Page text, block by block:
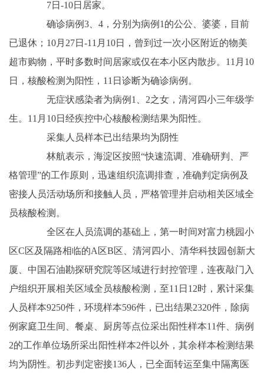
7日-10日居家。
确诊病例3、4，分别为病例1的公公、婆婆，目前
已退休；10月27日-11月10日，曾到过一次小区附近的物美
超市购物，平时多数时间居家或仅在本小区内散步。11月10
日，核酸检测为阳性，11日诊断为确诊病例。
无症状感染者为病例1、2之女，清河四小三年级学
生。11月10日经疾控中心核酸检测结果为阳性。
采集人员样本已出结果均为阴性
林航表示，海淀区按照“快速流调、准确研判、严
格管理”的工作原则，迅速组织流调排查，准确判定病例及
密接人员活动场所和接触人员，严格管理并启动相关区域全
员核酸检测。
全区在人员流调的基础上，第一时间对富力桃园小
区C区及隔路相临的A区B区、清河四小、清华科技园创新大
厦、中国石油勘探研究院等区域进行封控管理，连夜敲门入
户组织开展相关区域全员核酸检测，至11日12时，累计采集
人员样本9250件，环境样本596件，已出结果2320件，除病
例家庭卫生间、餐桌、厨房等点位采出阳性样本11件、病例
2的工作单位场所采出阳性样本2件以外，其余样本检测结果
均为阴性。初步判定密接136人，已全面转运至集中隔离医